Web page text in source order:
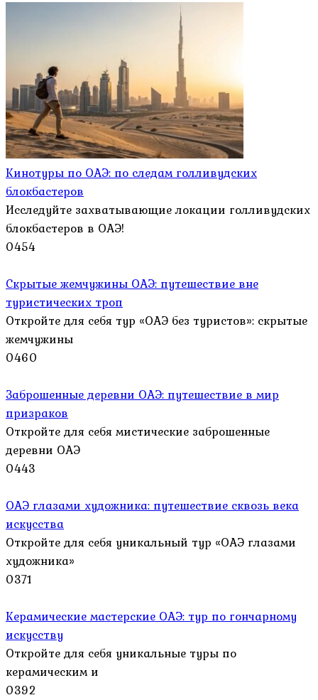
Кинотуры по ОАЭ: по следам голливудских
блокбастеров
Исследуйте захватывающие локации голливудских
блокбастеров в ОАЭ!
0454
Скрытые жемчужины ОАЭ: путешествие вне
туристических троп
Откройте для себя тур «ОАЭ без туристов»: скрытые
жемчужины
0460
Заброшенные деревни ОАЭ: путешествие в мир
призраков
Откройте для себя мистические заброшенные
деревни ОАЭ
0443
ОАЭ глазами художника: путешествие сквозь века
искусства
Откройте для себя уникальный тур «ОАЭ глазами
художника»
0371
Керамические мастерские ОАЭ: тур по гончарному
искусству
Откройте для себя уникальные туры по
керамическим и
0392